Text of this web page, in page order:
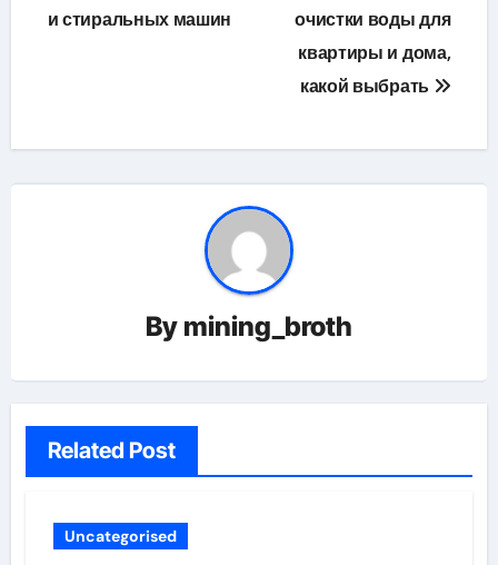
и стиральных машин
очистки воды для
квартиры и дома,
какой выбрать
By mining_broth
Related Post
Uncategorised